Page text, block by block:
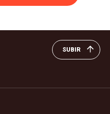
SUBIR